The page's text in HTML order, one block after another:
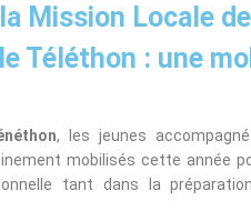
Mission Locale
Téléthon : une
, les jeunes
mobilisés cette année
tant dans la